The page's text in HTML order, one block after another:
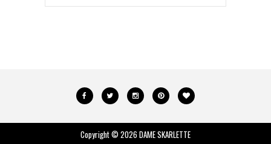
Copyright © 2026 DAME SKARLETTE